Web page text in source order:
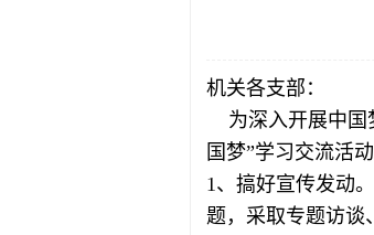
机关各支部：
为深入开展中国
国梦”学习交流活
1、搞好宣传发动
题，采取专题访谈